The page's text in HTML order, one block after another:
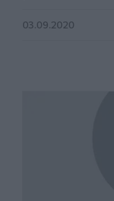
03.09.2020